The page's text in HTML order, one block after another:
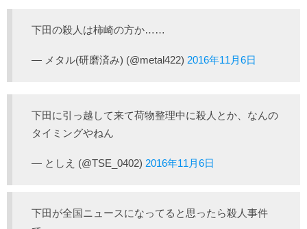
下田の殺人は柿崎の方か……
— メタル(研磨済み) (@metal422) 2016年11月6日
下田に引っ越して来て荷物整理中に殺人とか、なんの
タイミングやねん
— としえ (@TSE_0402) 2016年11月6日
下田が全国ニュースになってると思ったら殺人事件